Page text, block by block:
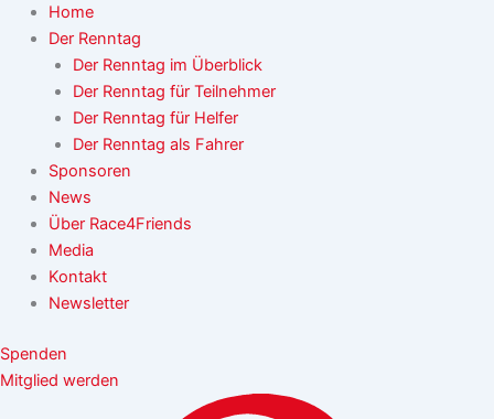
Home
Der Renntag
Der Renntag im Überblick
Der Renntag für Teilnehmer
Der Renntag für Helfer
Der Renntag als Fahrer
Sponsoren
News
Über Race4Friends
Media
Kontakt
Newsletter
Spenden
Mitglied werden